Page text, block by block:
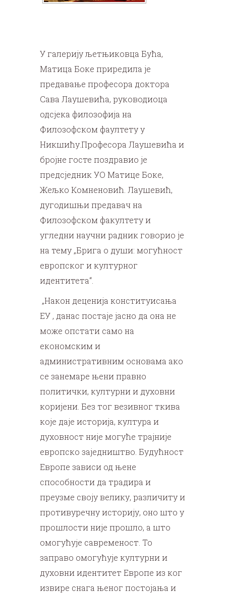
У галерију љетњиковца Бућа,
Матица Боке приредила је
предавање професора доктора
Сава Лаушевића, руководиоца
одсјека филозофија на
Филозофском фаултету у
Никшићу.Професора Лаушевића и
бројне госте поздравио је
предсједник УО Матице Боке,
Жељко Комненовић. Лаушевић,
дугодишњи предавач на
Филозофском факултету и
угледни научни радник говорио је
на тему „Брига о души: могућност
европског и културног
идентитета“.
„Након деценија конституисања
ЕУ , данас постаје јасно да она не
може опстати само на
економским и
административним основама ако
се занемаре њени правно
политички, културни и духовни
коријени. Без тог везивног ткива
које даје историја, култура и
духовност није могуће трајније
европско заједништво. Будућност
Европе зависи од њене
способности да традира и
преузме своју велику, различиту и
противуречну историју, оно што у
прошлости није прошло, а што
омогућује савременост. То
заправо омогућује културни и
духовни идентитет Европе из ког
извире снага њеног постојања и